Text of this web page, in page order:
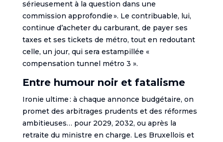
sérieusement à la question dans une
commission approfondie ». Le contribuable, lui,
continue d’acheter du carburant, de payer ses
taxes et ses tickets de métro, tout en redoutant
celle, un jour, qui sera estampillée «
compensation tunnel métro 3 ».
Entre humour noir et fatalisme
Ironie ultime : à chaque annonce budgétaire, on
promet des arbitrages prudents et des réformes
ambitieuses… pour 2029, 2032, ou après la
retraite du ministre en charge. Les Bruxellois et